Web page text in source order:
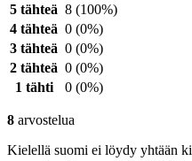
5 tähteä 8 (100%)
4 tähteä 0 (0%)
3 tähteä 0 (0%)
2 tähteä 0 (0%)
1 tähti
0 (0%)
8 arvostelua
Kielellä suomi ei löydy yhtään